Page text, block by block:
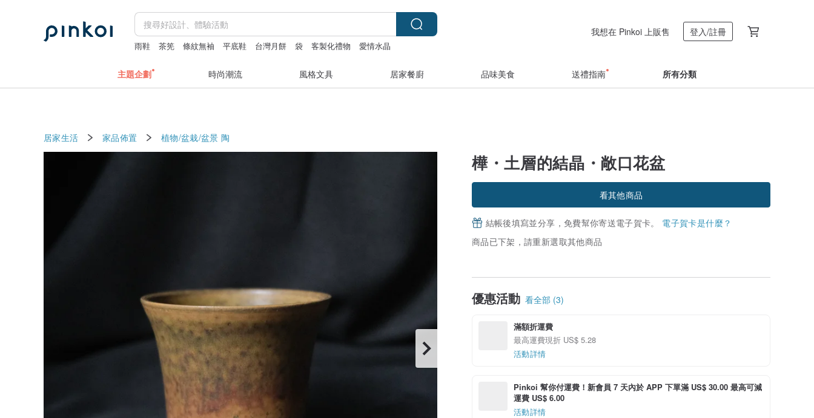
雨鞋 茶筅 條紋無袖 平底鞋 台灣月餅 袋 客製化禮物 愛情水晶
我想在 Pinkoi 上販售 登入/註冊
主題企劃 時尚潮流 風格文具 居家餐廚 品味美食 送禮指南 所有分類
居家生活 家品佈置 植物/盆栽/盆景 陶
樺・土層的結晶・敞口花盆
看其他商品
結帳後填寫並分享，免費幫你寄送電子賀卡。 電子賀卡是什麼？
商品已下架，請重新選取其他商品
優惠活動 看全部 (3)
滿額折運費
最高運費現折 US$ 5.28
活動詳情
Pinkoi 幫你付運費！新會員 7 天內於 APP 下單滿 US$ 30.00 最高可減
運費 US$ 6.00
活動詳情